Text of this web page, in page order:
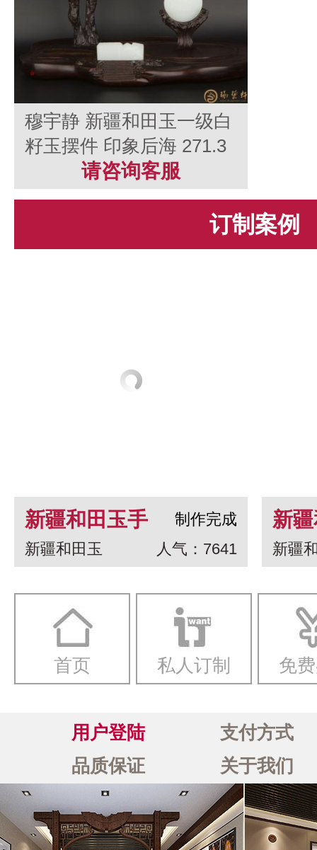
穆宇静 新疆和田玉一级白
籽玉摆件 印象后海 271.3
请咨询客服
订制案例
新疆和田玉手
串 龙生九子
制作完成
新疆和田玉
人气：7641
新
白
一
新疆
首页 私人订制 免
用户登陆
支付方式
品质保证
关于我们